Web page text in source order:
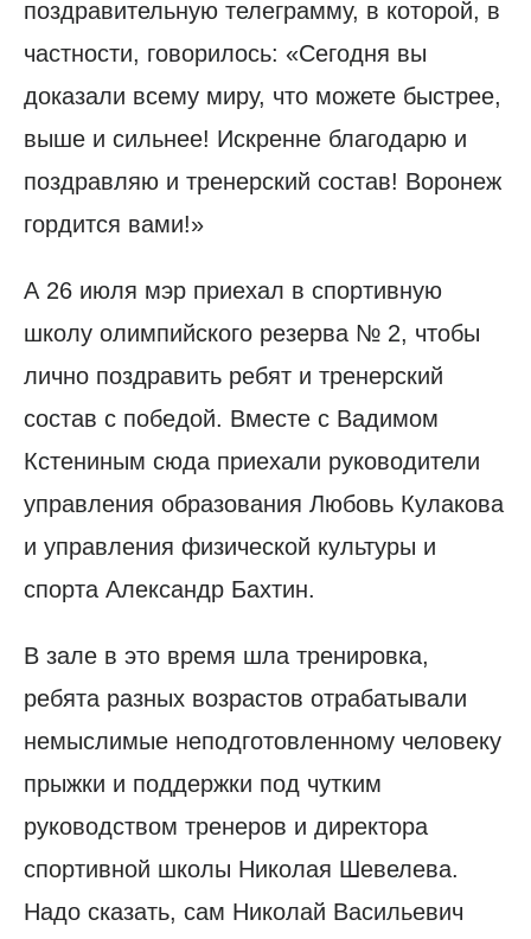
поздравительную телеграмму, в которой, в
частности, говорилось: «Сегодня вы
доказали всему миру, что можете быстрее,
выше и сильнее! Искренне благодарю и
поздравляю и тренерский состав! Воронеж
гордится вами!»
А 26 июля мэр приехал в спортивную
школу олимпийского резерва № 2, чтобы
лично поздравить ребят и тренерский
состав с победой. Вместе с Вадимом
Кстениным сюда приехали руководители
управления образования Любовь Кулакова
и управления физической культуры и
спорта Александр Бахтин.
В зале в это время шла тренировка,
ребята разных возрастов отрабатывали
немыслимые неподготовленному человеку
прыжки и поддержки под чутким
руководством тренеров и директора
спортивной школы Николая Шевелева.
Надо сказать, сам Николай Васильевич